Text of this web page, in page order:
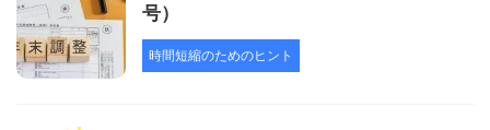
号）
時間短縮のためのヒント